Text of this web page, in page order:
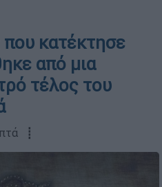
κατέκτησε
από μια
τέλος του
┋